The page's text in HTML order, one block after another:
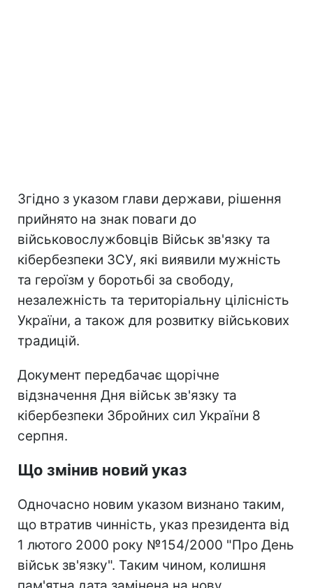
Згідно з указом глави держави, рішення
прийнято на знак поваги до
військовослужбовців Військ зв'язку та
кібербезпеки ЗСУ, які виявили мужність
та героїзм у боротьбі за свободу,
незалежність та територіальну цілісність
України, а також для розвитку військових
традицій.
Документ передбачає щорічне
відзначення Дня військ зв'язку та
кібербезпеки Збройних сил України 8
серпня.
Що змінив новий указ
Одночасно новим указом визнано таким,
що втратив чинність, указ президента від
1 лютого 2000 року №154/2000 "Про День
військ зв'язку". Таким чином, колишня